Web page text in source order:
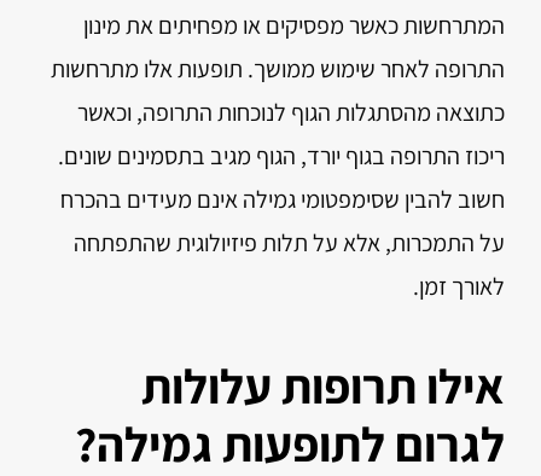
המתרחשות כאשר מפסיקים או מפחיתים את מינון
התרופה לאחר שימוש ממושך. תופעות אלו מתרחשות
כתוצאה מהסתגלות הגוף לנוכחות התרופה, וכאשר
ריכוז התרופה בגוף יורד, הגוף מגיב בתסמינים שונים.
חשוב להבין שסימפטומי גמילה אינם מעידים בהכרח
על התמכרות, אלא על תלות פיזיולוגית שהתפתחה
לאורך זמן.
אילו תרופות עלולות
לגרום לתופעות גמילה?